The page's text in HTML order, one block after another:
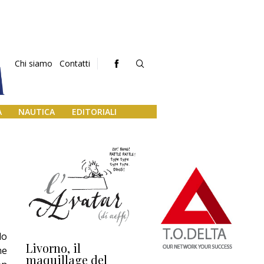
Chi siamo Contatti
NAUTICA EDITORIALI
Livorno, il
maquillage del
L’uscita di scena di